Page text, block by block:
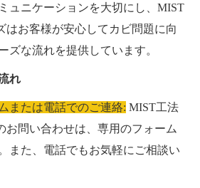
ュニケーションを大切にし、MIST
はお客様が安心してカビ問題に向
ズな流れを提供しています。
れ
または電話でのご連絡: MIST工法
お問い合わせは、専用のフォーム
また、電話でもお気軽にご相談い